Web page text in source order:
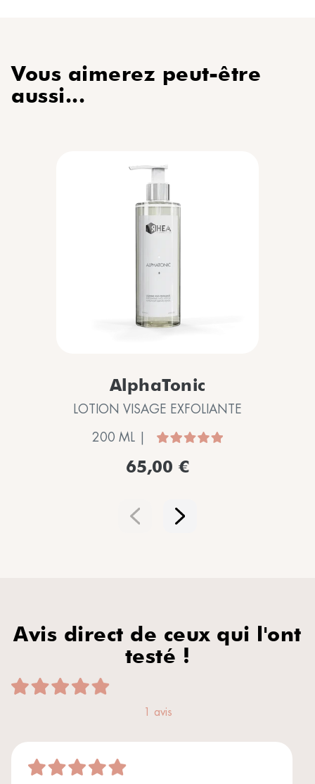
Vous aimerez peut-être
aussi...
AlphaTonic
LOTION VISAGE EXFOLIANTE
200 ML |
65,00 €
Avis direct de ceux qui l'ont
testé !
1 avis